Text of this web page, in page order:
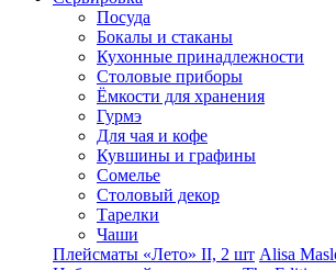
Посуда
Бокалы и стаканы
Кухонные принадлежности
Столовые приборы
Ëмкости для хранения
Гурмэ
Для чая и кофе
Кувшины и графины
Сомелье
Столовый декор
Тарелки
Чаши
Плейсматы «Лето» II, 2 шт Alisa